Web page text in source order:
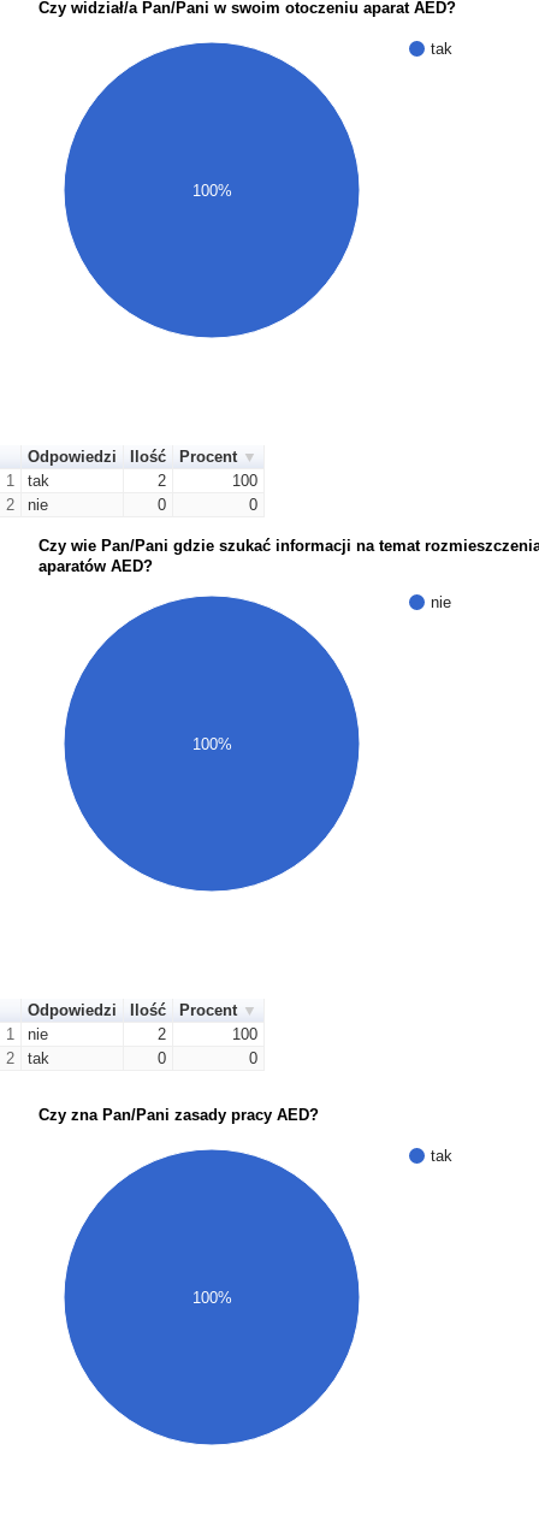
Czy widział/a Pan/Pani w swoim otoczeniu aparat AED?
tak
100%
Odpowiedzi Ilość
Procent
1
tak 2
100
2
nie 0 0
Czy wie Pan/Pani gdzie szukać informacji na temat
aparatów AED?
nie
100%
Odpowiedzi Ilość
Procent
1
nie 2
100
2
tak 0 0
Czy zna Pan/Pani zasady pracy AED?
tak
100%